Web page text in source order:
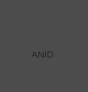
ANID